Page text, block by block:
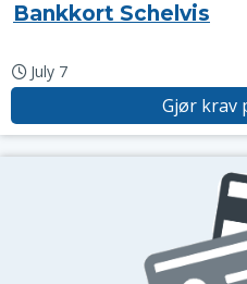
Bankkort Schelvis
July 7
Gjør krav